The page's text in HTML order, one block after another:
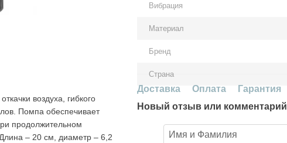
воздуха, гибкого
Помпа обеспечивает
продолжительном
– 20 см, диаметр – 6,2
Вибрация
Материал
Бренд
Страна
Доставка Оплата Гарантия
Новый отзыв или комментарий